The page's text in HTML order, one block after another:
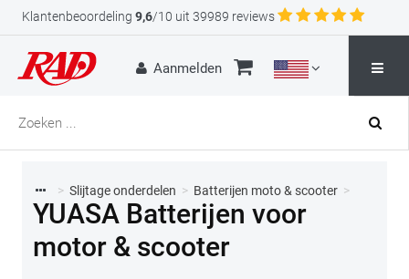
Klantenbeoordeling 9,6/10 uit 39989 reviews
Aanmelden
> Slijtage onderdelen > Batterijen moto & scooter >
YUASA Batterijen voor
motor & scooter